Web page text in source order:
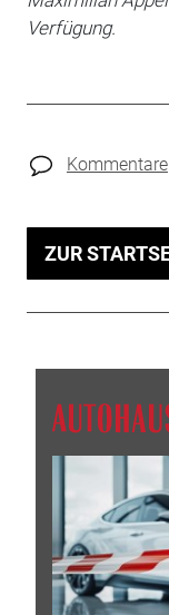
Verfügung.
Kommentare
ZUR